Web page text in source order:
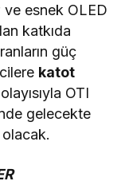
ve esnek OLED
katkıda
güç
katot
OTI
gelecekte